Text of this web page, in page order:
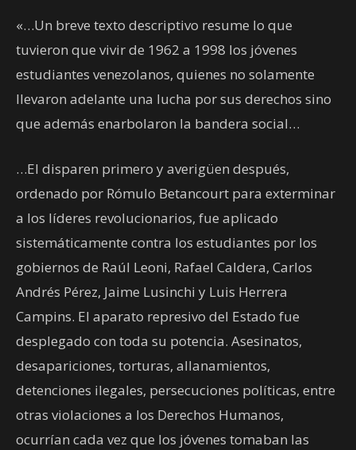
«…Un breve texto descriptivo resume lo que
tuvieron que vivir de 1962 a 1998 los jóvenes
estudiantes venezolanos, quienes no solamente
llevaron adelante una lucha por sus derechos sino
que además enarbolaron la bandera social…
…El disparen primero y averigüen después,
ordenado por Rómulo Betancourt para exterminar
a los líderes revolucionarios, fue aplicado
sistemáticamente contra los estudiantes por los
gobiernos de Raúl Leoni, Rafael Caldera, Carlos
Andrés Pérez, Jaime Lusinchi y Luis Herrera
Campins. El aparato represivo del Estado fue
desplegado con toda su potencia. Asesinatos,
desapariciones, torturas, allanamientos,
detenciones ilegales, persecuciones políticas, entre
otras violaciones a los Derechos Humanos,
ocurrían cada vez que los jóvenes tomaban las